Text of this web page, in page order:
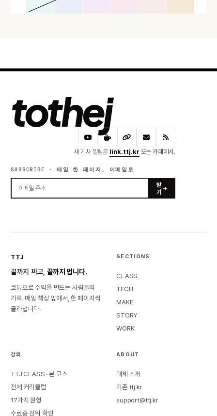
tothej
새 기사 알림은 link.ttj.kr 또는 카페에서.
SUBSCRIBE · 매일 한 페이지, 이메일로
받
기
TTJ
끝까지 짜고, 끝까지 법니다.
코딩으로 수익을 만드는 사람들의
기록. 매일 책상 앞에서, 한 페이지씩
골라냅니다.
SECTIONS
CLASS
TECH
MAKE
STORY
WORK
강의
TTJ CLASS · 본 코스
전체 커리큘럼
17가지 원형
수료증 진위 확인
ABOUT
매체 소개
기존 ttj.kr
support@ttj.kr